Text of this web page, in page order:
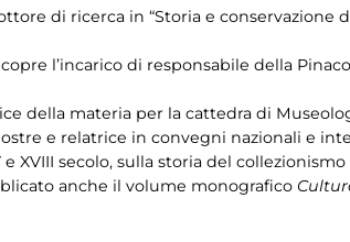
di ricerca in “Storia e conservazione
l’incarico di responsabile della
della materia per la cattedra di
e relatrice in convegni nazionali e
secolo, sulla storia del collezionismo
anche il volume monografico